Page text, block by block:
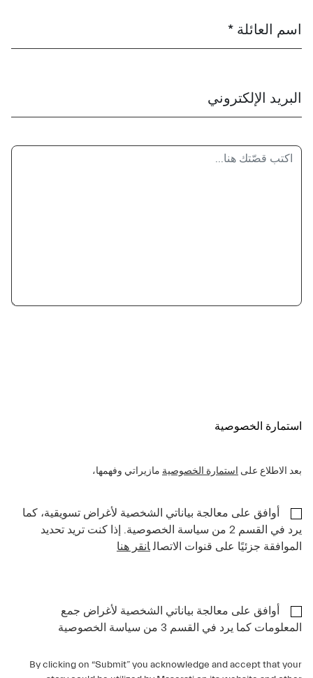
اسم العائلة *
البريد الإلكتروني
استمارة الخصوصية
بعد الاطلاع على استمارة الخصوصية مازيراتي وفهمها،
أوافق على معالجة بياناتي الشخصية لأغراض تسويقية، كما
يرد في القسم 2 من سياسة الخصوصية. إذا كنت تريد تحديد
الموافقة جزئيًا على قنوات الاتصال انقر هنا
أوافق على معالجة بياناتي الشخصية لأغراض جمع
المعلومات كما يرد في القسم 3 من سياسة الخصوصية
By clicking on “Submit” you acknowledge and accept that your